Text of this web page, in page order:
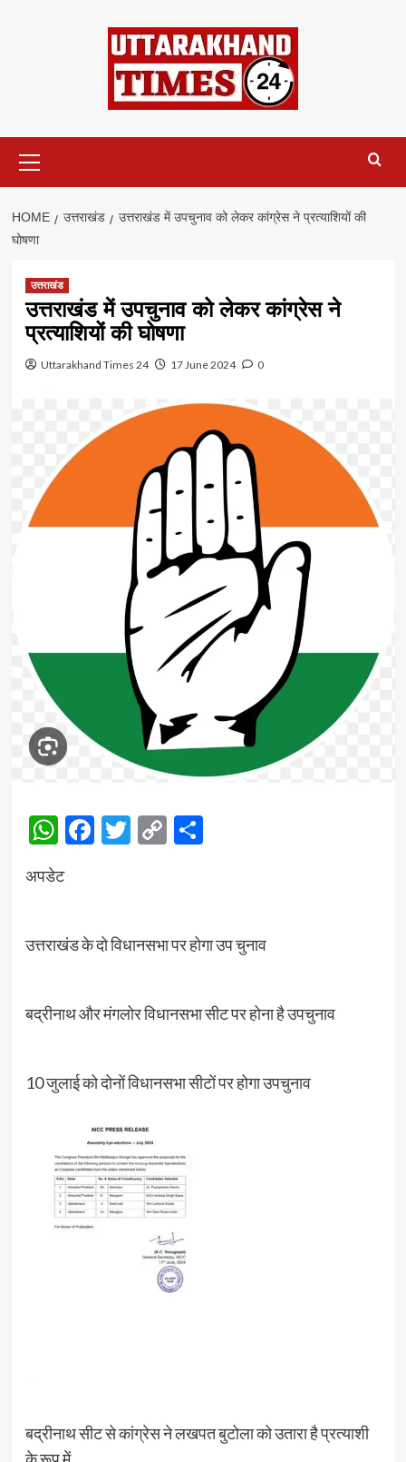
Menu
HOME उत्तराखंड
उत्तराखंड में उपचुनाव को लेकर कांग्रेस ने प्रत्याशियों की
घोषणा
उत्तराखंड
उत्तराखंड में उपचुनाव को लेकर कांग्रेस ने
प्रत्याशियों की घोषणा
Uttarakhand Times 24 17 June 2024 0
WhatsApp
Facebook
Twitter
CopyShare
अपडेट
उत्तराखंड के दो विधानसभा पर होगा उप चुनाव
बद्रीनाथ और मंगलोर विधानसभा सीट पर होना है उपचुनाव
10 जुलाई को दोनों विधानसभा सीटों पर होगा उपचुनाव
बद्रीनाथ सीट से कांग्रेस ने लखपत बुटोला को उतारा है प्रत्याशी